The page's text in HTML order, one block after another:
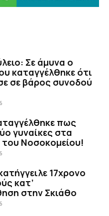
Σε άμυνα ο
καταγγέλθηκε ότι
σε βάρος συνοδού
πως
γυναίκες στα
του Νοσοκομείου!
17χρονο
κατ’
στην Σκιάθο